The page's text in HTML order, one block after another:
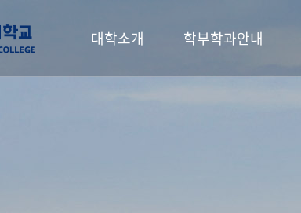
대학소개 학부학과안내